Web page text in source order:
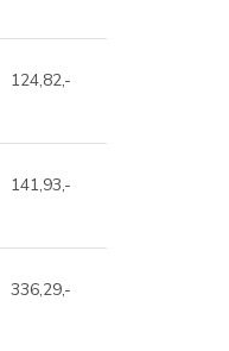
124,82,-
141,93,-
336,29,-